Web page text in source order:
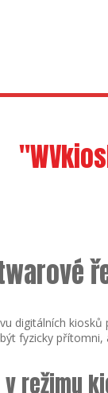
digitálních
fyzicky
režimu